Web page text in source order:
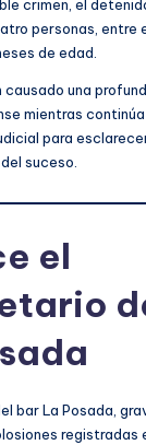
crimen, el
personas, entre
de edad.
causado una
mientras
para
suceso.
el
bar La Posada,
registradas